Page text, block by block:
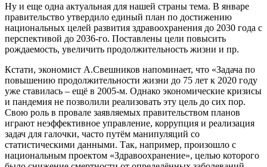
Ну и еще одна актуальная для нашей страны тема. В январе
правительство утвердило единый план по достижению
национальных целей развития здравоохранения до 2030 года с
перспективой до 2036-го. Поставлены цели повысить
рождаемость, увеличить продолжительность жизни и пр.
Кстати, экономист А.Свешников напоминает, что «Задача по
повышению продолжительности жизни до 75 лет к 2020 году
уже ставилась – ещё в 2005-м. Однако экономические кризисы
и пандемия не позволили реализовать эту цель до сих пор.
Свою роль в провале заявляемых правительством планов
играют неэффективное управление, коррупция и реализация
задач для галочки, часто путём манипуляций со
статистическими данными. Так, например, произошло с
национальным проектом «Здравоохранение», целью которого